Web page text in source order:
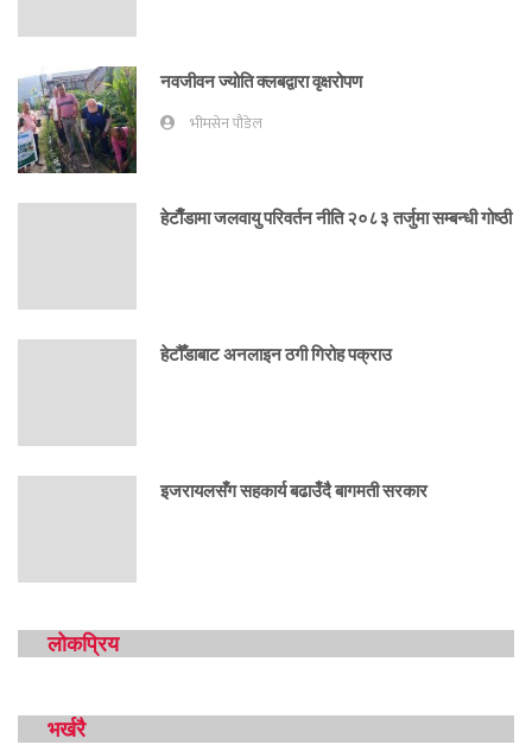
नवजीवन ज्योति क्लबद्वारा वृक्षरोपण
भीमसेन पौडेल
हेटाैँडामा जलवायु परिवर्तन नीति २०८३ तर्जुमा सम्बन्धी गोष्ठी
हेटौँडाबाट अनलाइन ठगी गिरोह पक्राउ
इजरायलसँग सहकार्य बढाउँदै बागमती सरकार
लोकप्रिय
भर्खरै